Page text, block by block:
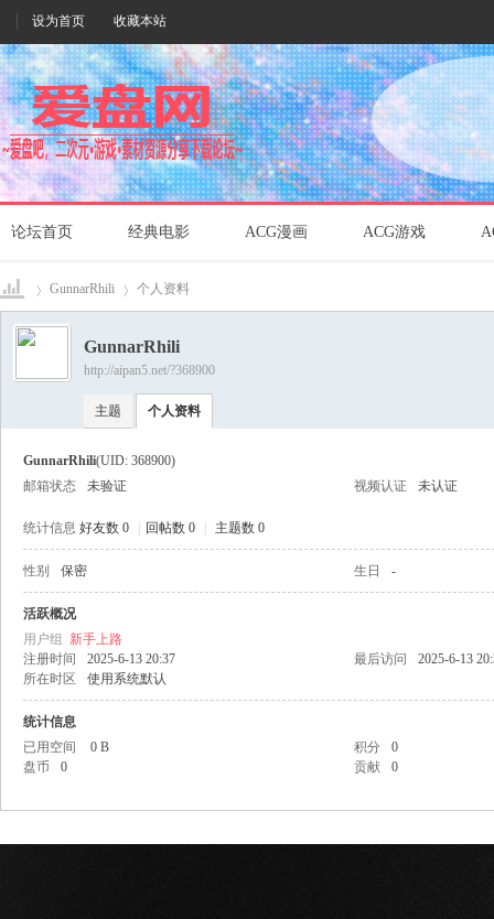
设为首页 收藏本站
论坛首页 经典电影 ACG漫画 ACG游戏
爱盘›
GunnarRhili 个人资料
GunnarRhili
http://aipan5.net/?368900
主题 个人资料
GunnarRhili(UID: 368900)
邮箱状态
未验证 视频认证 未认证
统计信息 好友数 0 回帖数 0 主题数 0
性别 保密 生日 -
活跃概况
用户组 新手上路
注册时间
2025-6-13 20:37 最后访问
2025-6-13
所在时区
使用系统默认
统计信息
已用空间
0 B 积分
0
盘币
0 贡献 0